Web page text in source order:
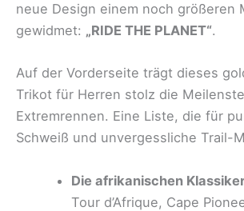
neue Design einem noch größeren
gewidmet: „RIDE THE PLANET“.
Auf der Vorderseite trägt dieses
Trikot für Herren stolz die
Extremrennen. Eine Liste, die für
Schweiß und unvergessliche Trail-
Die afrikanischen
Tour d’Afrique, Cape